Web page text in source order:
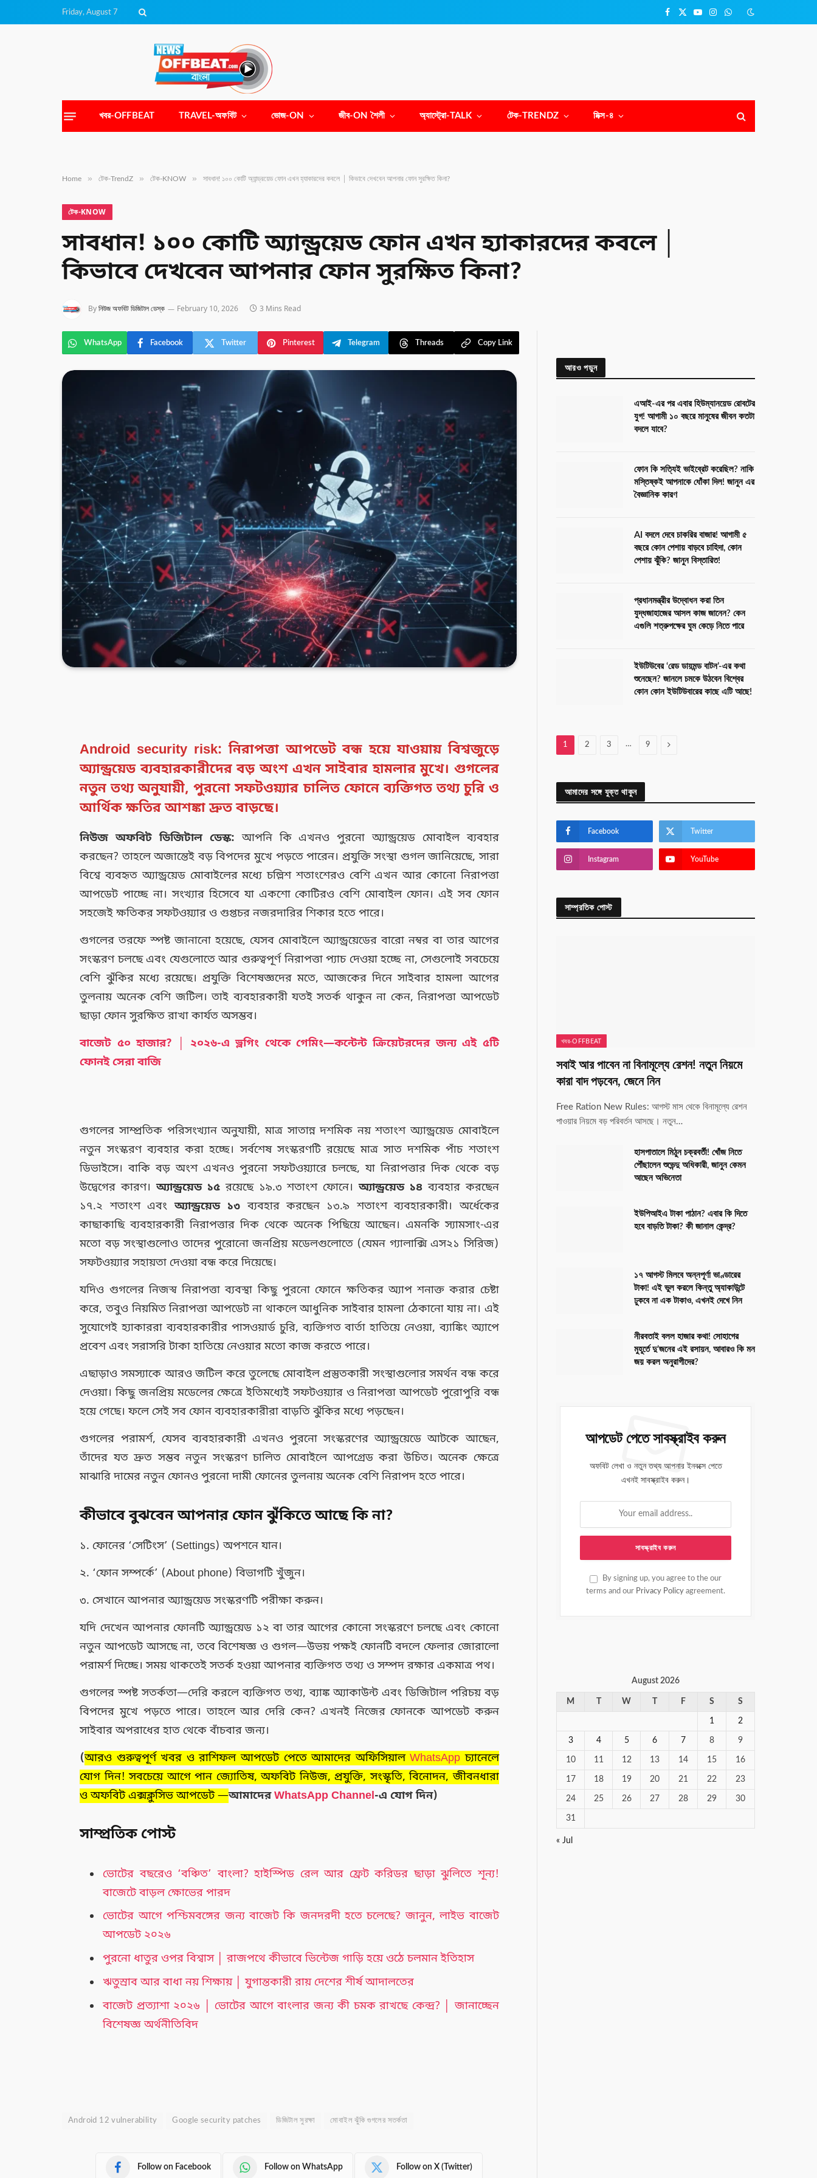
Friday, August 7
Facebook
X
YouTubeInstagram
WhatsApp
খবর-OFFBEAT TRAVEL-অফবিট ভোজ-ON জীব-ON শৈলী অ্যাস্ট্রো-TALK টেক-TRENDZ মিক্স-৪
Home » টেক-TrendZ » টেক-KNOW » সাবধান! ১০০ কোটি অ্যান্ড্রয়েড ফোন এখন হ্যাকারদের কবলে │ কিভাবে দেখবেন আপনার ফোন সুরক্ষিত কিনা?
টেক-KNOW
সাবধান! ১০০ কোটি অ্যান্ড্রয়েড ফোন এখন হ্যাকারদের কবলে │
কিভাবে দেখবেন আপনার ফোন সুরক্ষিত কিনা?
Byনিউজ অফবিট ডিজিটাল ডেস্ক February 10, 2026 3 Mins Read
WhatsApp Facebook Twitter Pinterest Telegram Threads Copy Link
Android security risk: নিরাপত্তা আপডেট বন্ধ হয়ে যাওয়ায় বিশ্বজুড়ে
অ্যান্ড্রয়েড ব্যবহারকারীদের বড় অংশ এখন সাইবার হামলার মুখে। গুগলের
নতুন তথ্য অনুযায়ী, পুরনো সফটওয়্যার চালিত ফোনে ব্যক্তিগত তথ্য চুরি ও
আর্থিক ক্ষতির আশঙ্কা দ্রুত বাড়ছে।
নিউজ অফবিট ডিজিটাল ডেস্ক: আপনি কি এখনও পুরনো অ্যান্ড্রয়েড মোবাইল ব্যবহার
করছেন? তাহলে অজান্তেই বড় বিপদের মুখে পড়তে পারেন। প্রযুক্তি সংস্থা গুগল জানিয়েছে, সারা
বিশ্বে ব্যবহৃত অ্যান্ড্রয়েড মোবাইলের মধ্যে চল্লিশ শতাংশেরও বেশি এখন আর কোনো নিরাপত্তা
আপডেট পাচ্ছে না। সংখ্যার হিসেবে যা একশো কোটিরও বেশি মোবাইল ফোন। এই সব ফোন
সহজেই ক্ষতিকর সফটওয়্যার ও গুপ্তচর নজরদারির শিকার হতে পারে।
গুগলের তরফে স্পষ্ট জানানো হয়েছে, যেসব মোবাইলে অ্যান্ড্রয়েডের বারো নম্বর বা তার আগের
সংস্করণ চলছে এবং যেগুলোতে আর গুরুত্বপূর্ণ নিরাপত্তা প্যাচ দেওয়া হচ্ছে না, সেগুলোই সবচেয়ে
বেশি ঝুঁকির মধ্যে রয়েছে। প্রযুক্তি বিশেষজ্ঞদের মতে, আজকের দিনে সাইবার হামলা আগের
তুলনায় অনেক বেশি জটিল। তাই ব্যবহারকারী যতই সতর্ক থাকুন না কেন, নিরাপত্তা আপডেট
ছাড়া ফোন সুরক্ষিত রাখা কার্যত অসম্ভব।
বাজেট ৫০ হাজার? │ ২০২৬-এ ভ্লগিং থেকে গেমিং—কন্টেন্ট ক্রিয়েটরদের জন্য এই ৫টি
ফোনই সেরা বাজি
গুগলের সাম্প্রতিক পরিসংখ্যান অনুযায়ী, মাত্র সাতান্ন দশমিক নয় শতাংশ অ্যান্ড্রয়েড মোবাইলে
নতুন সংস্করণ ব্যবহার করা হচ্ছে। সর্বশেষ সংস্করণটি রয়েছে মাত্র সাত দশমিক পাঁচ শতাংশ
ডিভাইসে। বাকি বড় অংশ এখনও পুরনো সফটওয়্যারে চলছে, যা নিরাপত্তার দিক থেকে বড়
উদ্বেগের কারণ।অ্যান্ড্রয়েড ১৫ রয়েছে ১৯.৩ শতাংশ ফোনে।অ্যান্ড্রয়েড ১৪ ব্যবহার করছেন
১৭.২ শতাংশ এবংঅ্যান্ড্রয়েড ১৩ ব্যবহার করছেন ১৩.৯ শতাংশ ব্যবহারকারী। অর্ধেকের
কাছাকাছি ব্যবহারকারী নিরাপত্তার দিক থেকে অনেক পিছিয়ে আছেন। এমনকি স্যামসাং-এর
মতো বড় সংস্থাগুলোও তাদের পুরোনো জনপ্রিয় মডেলগুলোতে (যেমন গ্যালাক্সি এস২১ সিরিজ)
সফটওয়্যার সহায়তা দেওয়া বন্ধ করে দিয়েছে।
যদিও গুগলের নিজস্ব নিরাপত্তা ব্যবস্থা কিছু পুরনো ফোনে ক্ষতিকর অ্যাপ শনাক্ত করার চেষ্টা
করে, তবুও নিয়মিত নিরাপত্তা আপডেট না থাকলে আধুনিক সাইবার হামলা ঠেকানো যায় না। এই
সুযোগেই হ্যাকাররা ব্যবহারকারীর পাসওয়ার্ড চুরি, ব্যক্তিগত বার্তা হাতিয়ে নেওয়া, ব্যাঙ্কিং অ্যাপে
প্রবেশ এবং সরাসরি টাকা হাতিয়ে নেওয়ার মতো কাজ করতে পারে।
এছাড়াও সমস্যাকে আরও জটিল করে তুলেছে মোবাইল প্রস্তুতকারী সংস্থাগুলোর সমর্থন বন্ধ করে
দেওয়া। কিছু জনপ্রিয় মডেলের ক্ষেত্রে ইতিমধ্যেই সফটওয়্যার ও নিরাপত্তা আপডেট পুরোপুরি বন্ধ
হয়ে গেছে। ফলে সেই সব ফোন ব্যবহারকারীরা বাড়তি ঝুঁকির মধ্যে পড়ছেন।
গুগলের পরামর্শ, যেসব ব্যবহারকারী এখনও পুরনো সংস্করণের অ্যান্ড্রয়েডে আটকে আছেন,
তাঁদের যত দ্রুত সম্ভব নতুন সংস্করণ চালিত মোবাইলে আপগ্রেড করা উচিত। অনেক ক্ষেত্রে
মাঝারি দামের নতুন ফোনও পুরনো দামী ফোনের তুলনায় অনেক বেশি নিরাপদ হতে পারে।
কীভাবে বুঝবেন আপনার ফোন ঝুঁকিতে আছে কি না?
১. ফোনের ‘সেটিংস’ (Settings) অপশনে যান।
২. ‘ফোন সম্পর্কে’ (About phone) বিভাগটি খুঁজুন।
৩. সেখানে আপনার অ্যান্ড্রয়েড সংস্করণটি পরীক্ষা করুন।
যদি দেখেন আপনার ফোনটি অ্যান্ড্রয়েড ১২ বা তার আগের কোনো সংস্করণে চলছে এবং কোনো
নতুন আপডেট আসছে না, তবে বিশেষজ্ঞ ও গুগল—উভয় পক্ষই ফোনটি বদলে ফেলার জোরালো
পরামর্শ দিচ্ছে। সময় থাকতেই সতর্ক হওয়া আপনার ব্যক্তিগত তথ্য ও সম্পদ রক্ষার একমাত্র পথ।
গুগলের স্পষ্ট সতর্কতা—দেরি করলে ব্যক্তিগত তথ্য, ব্যাঙ্ক অ্যাকাউন্ট এবং ডিজিটাল পরিচয় বড়
বিপদের মুখে পড়তে পারে। তাহলে আর দেরি কেন? এখনই নিজের ফোনকে আপডেট করুন
সাইবার অপরাধের হাত থেকে বাঁচবার জন্য।
(আরও গুরুত্বপূর্ণ খবর ও রাশিফল আপডেট পেতে আমাদের অফিসিয়ালWhatsApp চ্যানেলে
যোগ দিন! সবচেয়ে আগে পান জ্যোতিষ, অফবিট নিউজ, প্রযুক্তি, সংস্কৃতি, বিনোদন, জীবনধারা
ও অফবিট এক্সক্লুসিভ আপডেট —আমাদেরWhatsApp Channel-এ যোগ দিন)
সাম্প্রতিক পোস্ট
ভোটের বছরেও ‘বঞ্চিত’ বাংলা? হাইস্পিড রেল আর ফ্রেট করিডর ছাড়া ঝুলিতে শূন্য!
বাজেটে বাড়ল ক্ষোভের পারদ
ভোটের আগে পশ্চিমবঙ্গের জন্য বাজেট কি জনদরদী হতে চলেছে? জানুন, লাইভ বাজেট
আপডেট ২০২৬
পুরনো ধাতুর ওপর বিশ্বাস │ রাজপথে কীভাবে ভিন্টেজ গাড়ি হয়ে ওঠে চলমান ইতিহাস
ঋতুস্রাব আর বাধা নয় শিক্ষায় │ যুগান্তকারী রায় দেশের শীর্ষ আদালতের
বাজেট প্রত্যাশা ২০২৬ │ ভোটের আগে বাংলার জন্য কী চমক রাখছে কেন্দ্র? │ জানাচ্ছেন
বিশেষজ্ঞ অর্থনীতিবিদ
Android 12 vulnerability Google security patches ডিজিটাল সুরক্ষা মোবাইল ঝুঁকি গুগলের সতর্কতা
Follow on Facebook Follow on WhatsApp Follow on X (Twitter)
আরও পড়ুন
এআই-এর পর এবার হিউম্যানয়েড রোবটের
যুগ! আগামী ১০ বছরে মানুষের জীবন কতটা
বদলে যাবে?
ফোন কি সত্যিই ভাইব্রেট করেছিল? নাকি
মস্তিষ্কই আপনাকে ধোঁকা দিল! জানুন এর
বৈজ্ঞানিক কারণ
AI বদলে দেবে চাকরির বাজার! আগামী ৫
বছরে কোন পেশায় বাড়বে চাহিদা, কোন
পেশায় ঝুঁকি? জানুন বিস্তারিত!
প্রধানমন্ত্রীর উদ্বোধন করা তিন
যুদ্ধজাহাজের আসল কাজ জানেন? কেন
এগুলি শত্রুপক্ষের ঘুম কেড়ে নিতে পারে
ইউটিউবের ‘রেড ডায়মন্ড বাটন’-এর কথা
শুনেছেন? জানলে চমকে উঠবেন বিশ্বের
কোন কোন ইউটিউবারের কাছে এটি আছে!
1 2 3 … 9 Next
আমাদের সঙ্গে যুক্ত থাকুন
Facebook Twitter
Instagram YouTube
সাম্প্রতিক পোস্ট
খবর-OFFBEAT
সবাই আর পাবেন না বিনামূল্যে রেশন! নতুন নিয়মে
কারা বাদ পড়বেন, জেনে নিন
Free Ration New Rules: আগস্ট মাস থেকে বিনামূল্যে রেশন
পাওয়ার নিয়মে বড় পরিবর্তন আসছে। নতুন…
হাসপাতালে মিঠুন চক্রবর্তী! খোঁজ নিতে
পৌঁছালেন শুভেন্দু অধিকারী, জানুন কেমন
আছেন অভিনেতা
ইউপিআইএ টাকা পাঠান? এবার কি দিতে
হবে বাড়তি টাকা? কী জানাল কেন্দ্র?
১৭ আগস্ট মিলবে অন্নপূর্ণা ভাণ্ডারের
টাকা! এই ভুল করলে কিন্তু অ্যাকাউন্টে
ঢুকবে না এক টাকাও, এখনই দেখে নিন
নীরবতাই বলল হাজার কথা! সোহাগের
মুহূর্তে দু’জনের এই রসায়ন, আবারও কি মন
জয় করল অনুরাগীদের?
আপডেট পেতে সাবস্ক্রাইব করুন
অফবিট লেখা ও নতুন তথ্য আপনার ইনবক্সে পেতে
এখনই সাবস্ক্রাইব করুন।
By signing up, you agree to the our
terms and our Privacy Policy agreement.
August 2026
M W F S S
1 2
3 4 5 6 7 8 9
10 11 12 13 14 15 16
17 18 19 20 21 22 23
24 25 26 27 28 29 30
31
« Jul